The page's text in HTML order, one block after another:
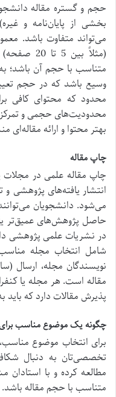
حجم و گستره مقاله
بخشی از پایان‌نامه و
می‌تواند متفاوت باشد.
(مثلاً
متناسب با حجم آن باشد؛
وسیع باشد که در حجم
محدود که محتوای کافی
محدودیت‌های حجمی و
بهتر محتوا و ارائه
چاپ مقاله
چاپ مقاله علمی در مجلات
انتشار یافته‌های
می‌شود. دانشجویان
حاصل پژوهش‌های عمیق‌تر
در نشریات علمی پژوهشی
شامل انتخاب مجله
نویسندگان مجله، ارسال
مقاله است. هر مجله یا
پذیرش مقالات دارد که
چگونه یک موضوع مناسب برای
برای انتخاب موضوع
تخصصی‌تان به دنبال
مطالعه کرده و با
متناسب با حجم مقاله باشد.